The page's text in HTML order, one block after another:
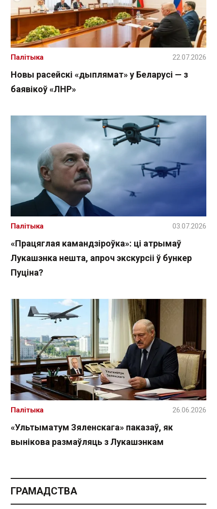
Новы расейскі «дыплямат» у Беларусі — з
баявікоў «ЛНР»
Палітыка 22.07.2026
«Працяглая камандзіроўка»: ці атрымаў
Лукашэнка нешта, апроч экскурсіі ў бункер
Пуціна?
Палітыка 03.07.2026
«Ультыматум Зяленскага» паказаў, як
вынікова размаўляць з Лукашэнкам
Палітыка 26.06.2026
ГРАМАДСТВА